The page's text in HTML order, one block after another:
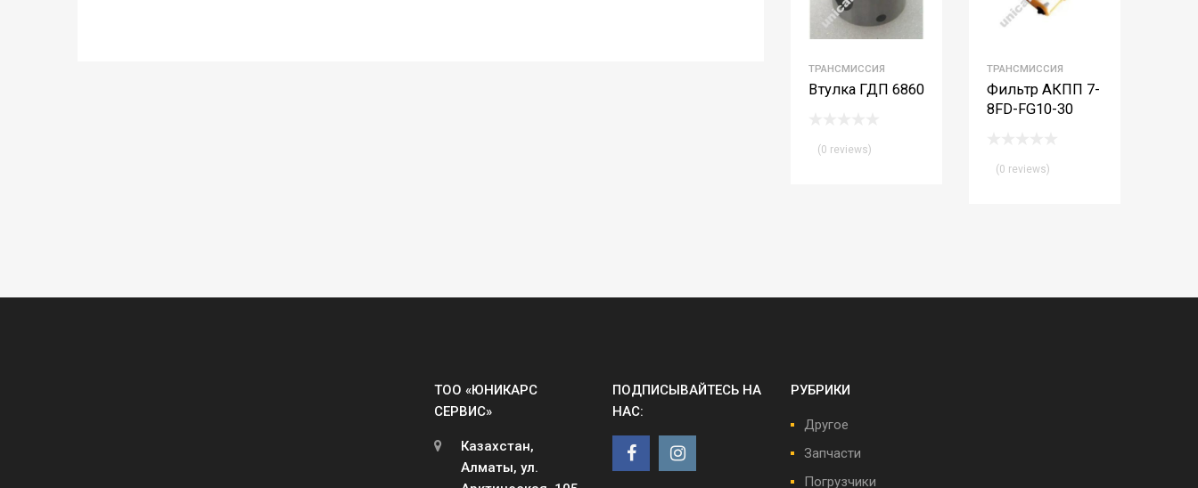
ТРАНСМИССИЯ
Втулка ГДП 6860
(0 reviews)
ТРАНСМИССИЯ
Фильтр АКПП 7-
8FD-FG10-30
(0 reviews)
ТОО «ЮНИКАРС
СЕРВИС»
Казахстан,
Алматы, ул.
ПОДПИСЫВАЙТЕСЬ НА
НАС:
РУБРИКИ
Другое
Запчасти
Погрузчики